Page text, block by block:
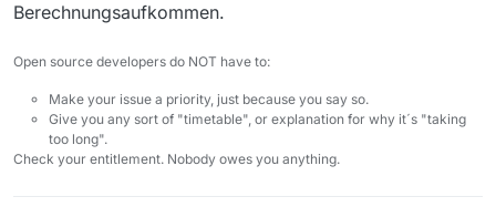
Berechnungsaufkommen.
Open source developers do NOT have to:
Make your issue a priority, just because you say so.
Give you any sort of "timetable", or explanation for why it´s "taking
too long".
Check your entitlement. Nobody owes you anything.